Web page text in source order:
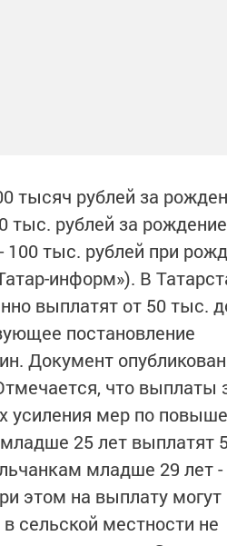
тысяч рублей за
рублей за рождение
тыс. рублей при
информ»). В
выплатят от 50 тыс.
постановление
Документ
что выплаты
усиления мер по
25 лет выплатят
младше 29 лет -
этом на выплату могут
сельской местности не